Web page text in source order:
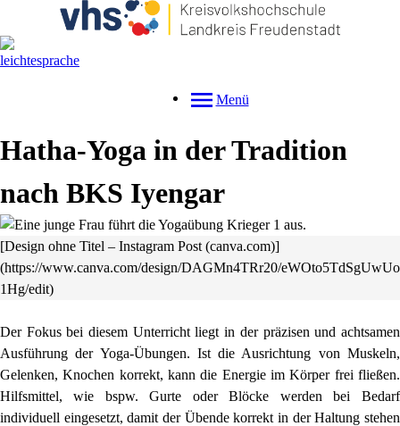
Menü
Hatha-Yoga in der Tradition
nach BKS Iyengar
[Design ohne Titel – Instagram Post (canva.com)]
(https://www.canva.com/design/DAGMn4TRr20/
1Hg/edit)
Der Fokus bei diesem Unterricht liegt in der präzisen und achtsamen
Ausführung der Yoga-Übungen. Ist die Ausrichtung von Muskeln,
Gelenken, Knochen korrekt, kann die Energie im Körper frei fließen.
Hilfsmittel, wie bspw. Gurte oder Blöcke werden bei Bedarf
individuell eingesetzt, damit der Übende korrekt in der Haltung stehen